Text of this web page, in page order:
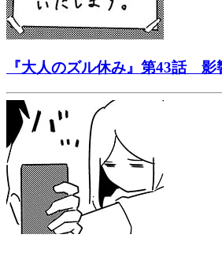
『大人のズル休み』第43話 影